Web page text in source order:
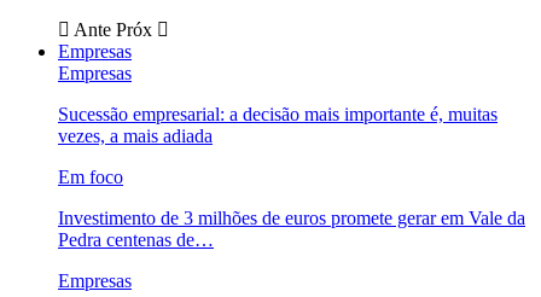
Ante Próx
Empresas
Empresas
Sucessão empresarial: a decisão mais importante é, muitas
vezes, a mais adiada
Em foco
Investimento de 3 milhões de euros promete gerar em Vale da
Pedra centenas de…
Empresas